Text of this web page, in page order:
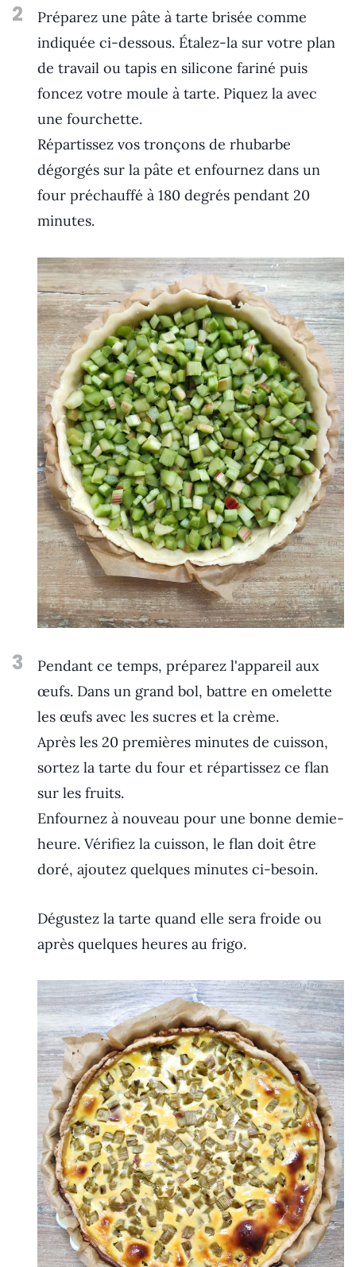
2
Préparez une pâte à tarte brisée comme
indiquée ci-dessous. Étalez-la sur votre plan
de travail ou tapis en silicone fariné puis
foncez votre moule à tarte. Piquez la avec
une fourchette.
Répartissez vos tronçons de rhubarbe
dégorgés sur la pâte et enfournez dans un
four préchauffé à 180 degrés pendant 20
minutes.
3
Pendant ce temps, préparez l'appareil aux
œufs. Dans un grand bol, battre en omelette
les œufs avec les sucres et la crème.
Après les 20 premières minutes de cuisson,
sortez la tarte du four et répartissez ce flan
sur les fruits.
Enfournez à nouveau pour une bonne demie-
heure. Vérifiez la cuisson, le flan doit être
doré, ajoutez quelques minutes ci-besoin.
Dégustez la tarte quand elle sera froide ou
après quelques heures au frigo.